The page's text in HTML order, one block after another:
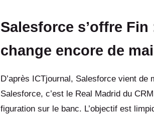
Salesforce s’offre
change encore de
D’après ICTjournal, Salesforce vient
Salesforce, c’est le Real Madrid du
figuration sur le banc. L’objectif est